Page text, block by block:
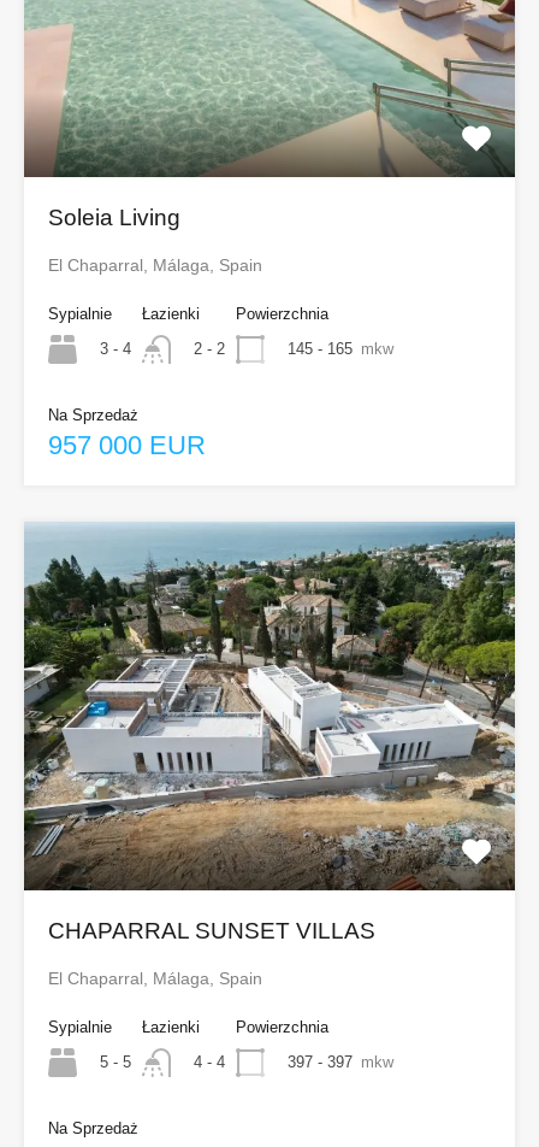
Soleia Living
El Chaparral, Málaga, Spain
Sypialnie
3 - 4
Łazienki
2 - 2
Powierzchnia
145 - 165 mkw
Na Sprzedaż
957 000 EUR
CHAPARRAL SUNSET VILLAS
El Chaparral, Málaga, Spain
Sypialnie
5 - 5
Łazienki
4 - 4
Powierzchnia
397 - 397 mkw
Na Sprzedaż